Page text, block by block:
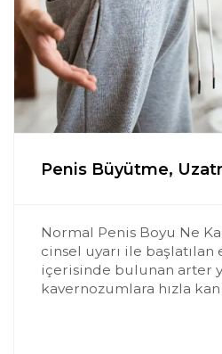
Penis Büyütme,
Normal Penis Boyu Ne
cinsel uyarı ile
içerisinde bulunan arter
kavernozumlara hızla kan